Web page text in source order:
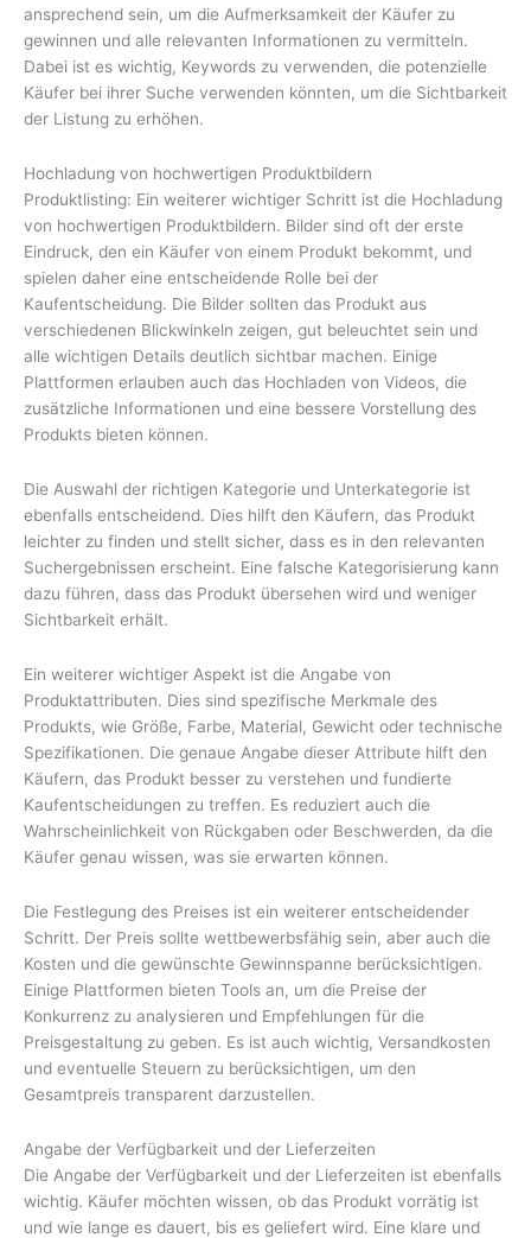
ansprechend sein, um die Aufmerksamkeit der Käufer zu
gewinnen und alle relevanten Informationen zu vermitteln.
Dabei ist es wichtig, Keywords zu verwenden, die potenzielle
Käufer bei ihrer Suche verwenden könnten, um die Sichtbarkeit
der Listung zu erhöhen.
Hochladung von hochwertigen Produktbildern
Produktlisting: Ein weiterer wichtiger Schritt ist die Hochladung
von hochwertigen Produktbildern. Bilder sind oft der erste
Eindruck, den ein Käufer von einem Produkt bekommt, und
spielen daher eine entscheidende Rolle bei der
Kaufentscheidung. Die Bilder sollten das Produkt aus
verschiedenen Blickwinkeln zeigen, gut beleuchtet sein und
alle wichtigen Details deutlich sichtbar machen. Einige
Plattformen erlauben auch das Hochladen von Videos, die
zusätzliche Informationen und eine bessere Vorstellung des
Produkts bieten können.
Die Auswahl der richtigen Kategorie und Unterkategorie ist
ebenfalls entscheidend. Dies hilft den Käufern, das Produkt
leichter zu finden und stellt sicher, dass es in den relevanten
Suchergebnissen erscheint. Eine falsche Kategorisierung kann
dazu führen, dass das Produkt übersehen wird und weniger
Sichtbarkeit erhält.
Ein weiterer wichtiger Aspekt ist die Angabe von
Produktattributen. Dies sind spezifische Merkmale des
Produkts, wie Größe, Farbe, Material, Gewicht oder technische
Spezifikationen. Die genaue Angabe dieser Attribute hilft den
Käufern, das Produkt besser zu verstehen und fundierte
Kaufentscheidungen zu treffen. Es reduziert auch die
Wahrscheinlichkeit von Rückgaben oder Beschwerden, da die
Käufer genau wissen, was sie erwarten können.
Die Festlegung des Preises ist ein weiterer entscheidender
Schritt. Der Preis sollte wettbewerbsfähig sein, aber auch die
Kosten und die gewünschte Gewinnspanne berücksichtigen.
Einige Plattformen bieten Tools an, um die Preise der
Konkurrenz zu analysieren und Empfehlungen für die
Preisgestaltung zu geben. Es ist auch wichtig, Versandkosten
und eventuelle Steuern zu berücksichtigen, um den
Gesamtpreis transparent darzustellen.
Angabe der Verfügbarkeit und der Lieferzeiten
Die Angabe der Verfügbarkeit und der Lieferzeiten ist ebenfalls
wichtig. Käufer möchten wissen, ob das Produkt vorrätig ist
und wie lange es dauert, bis es geliefert wird. Eine klare und